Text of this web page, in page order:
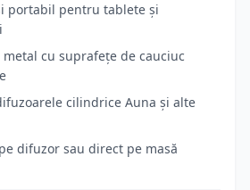
portabil pentru tablete și
cu suprafețe de cauciuc
cilindrice Auna și alte
difuzor sau direct pe masă